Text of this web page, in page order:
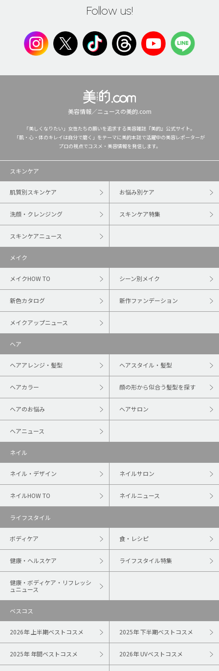
Follow us!
美容情報／ニュースの美的.com
「美しくなりたい」女性たちの願いを追求する美容雑誌『美的』公式サイト。
「肌・心・体のキレイは自分で磨く」をテーマに美的本誌で活躍中の美容レポーターが
プロの視点でコスメ・美容情報を発信します。
スキンケア
肌質別スキンケア お悩み別ケア
洗顔・クレンジング スキンケア特集
スキンケアニュース
メイク
メイクHOW TO シーン別メイク
新色カタログ 新作ファンデーション
メイクアップニュース
ヘア
ヘアアレンジ・髪型 ヘアスタイル・髪型
ヘアカラー 顔の形から似合う髪型を探す
ヘアのお悩み ヘアサロン
ヘアニュース
ネイル
ネイル・デザイン ネイルサロン
ネイルHOW TO ネイルニュース
ライフスタイル
ボディケア 食・レシピ
健康・ヘルスケア ライフスタイル特集
健康・ボディケア・リフレッシ
ュニュース
ベスコス
2026年 上半期ベストコスメ 2025年 下半期ベストコスメ
2025年 年間ベストコスメ 2026年 UVベストコスメ